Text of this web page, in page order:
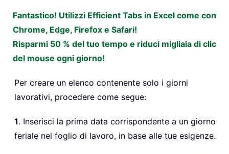
Fantastico! Utilizzi Efficient Tabs in Excel come con
Chrome, Edge, Firefox e Safari!
Risparmi 50 % del tuo tempo e riduci migliaia di clic
del mouse ogni giorno!
Per creare un elenco contenente solo i giorni
lavorativi, procedere come segue:
1. Inserisci la prima data corrispondente a un giorno
feriale nel foglio di lavoro, in base alle tue esigenze.